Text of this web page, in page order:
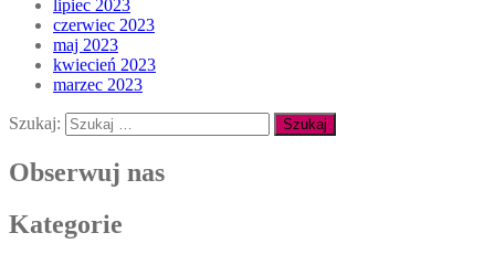
lipiec 2023
czerwiec 2023
maj 2023
kwiecień 2023
marzec 2023
Szukaj:
Obserwuj nas
Kategorie